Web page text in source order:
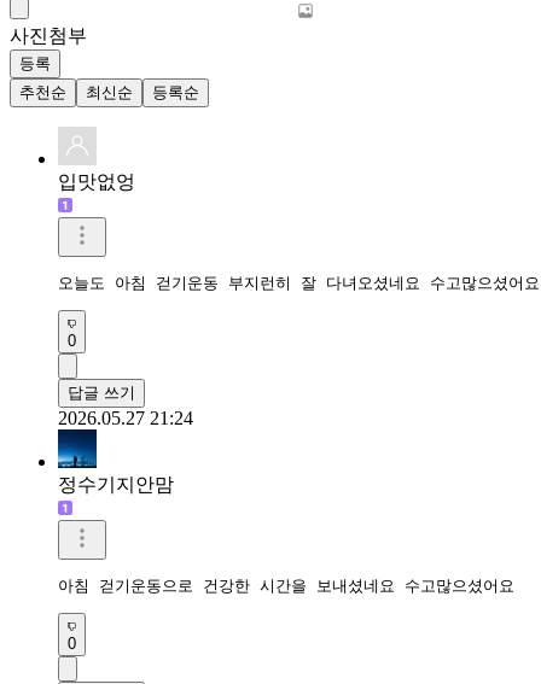
사진첨부
등록
추천순
최신순 등록순
입맛없엉
오늘도 아침 걷기운동 부지런히 잘 다녀오셨네요 수고많으셨어
0
답글 쓰기
2026.05.27 21:24
정수기지안맘
아침 걷기운동으로 건강한 시간을 보내셨네요 수고많으셨어요
0